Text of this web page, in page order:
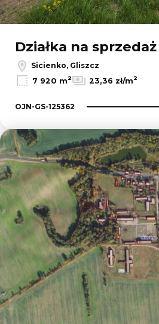
Działka na sprzedaż
Sicienko, Gliszcz
7 920 m2 23,36 zł/m2
OJN-GS-125362